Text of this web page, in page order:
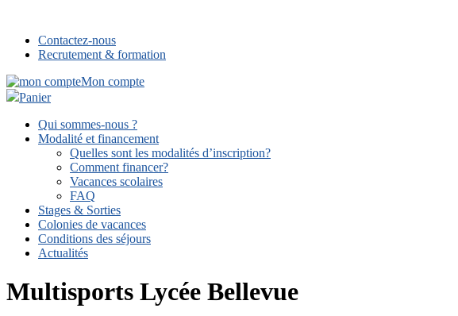
Contactez-nous
Recrutement & formation
Mon compte
Panier
Qui sommes-nous ?
Modalité et financement
Quelles sont les modalités d’inscription?
Comment financer?
Vacances scolaires
FAQ
Stages & Sorties
Colonies de vacances
Conditions des séjours
Actualités
Multisports Lycée Bellevue